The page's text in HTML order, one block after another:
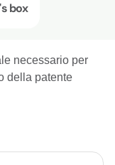
box
necessario per
della patente